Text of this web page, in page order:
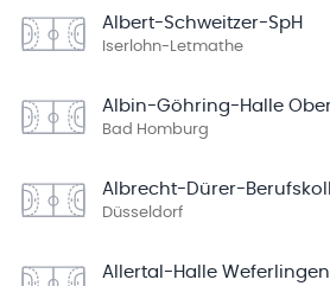
Albert-Schweitzer-SpH
Iserlohn-Letmathe
Albin-Göhring-Halle
Bad Homburg
Albrecht-Dürer-
Düsseldorf
Allertal-Halle Weferlingen